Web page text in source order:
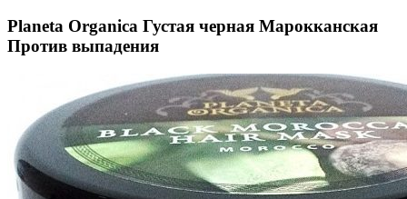
Planeta Organica Густая черная Марокканская
Против выпадения